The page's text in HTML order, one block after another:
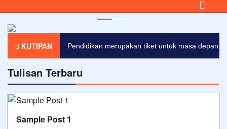
KUTIPAN Pendidikan merupakan tiket untuk masa depan.
Tulisan Terbaru
Sample Post 1